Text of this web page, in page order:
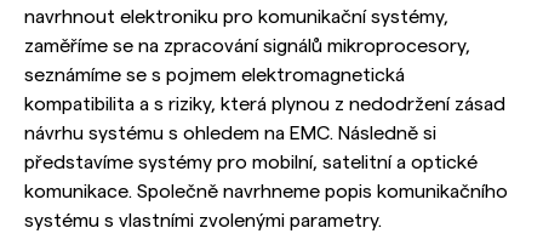
navrhnout elektroniku pro komunikační systémy,
zaměříme se na zpracování signálů mikroprocesory,
seznámíme se s pojmem elektromagnetická
kompatibilita a s riziky, která plynou z nedodržení zásad
návrhu systému s ohledem na EMC. Následně si
představíme systémy pro mobilní, satelitní a optické
komunikace. Společně navrhneme popis komunikačního
systému s vlastními zvolenými parametry.